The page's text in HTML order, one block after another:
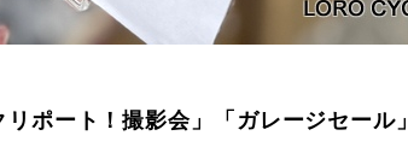
ポート！撮影会」「ガレージセール」